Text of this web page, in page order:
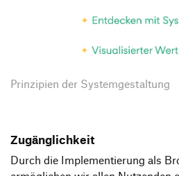
Prinzipien der Systemgestaltung
Zugänglichkeit
Durch die Implementierung als